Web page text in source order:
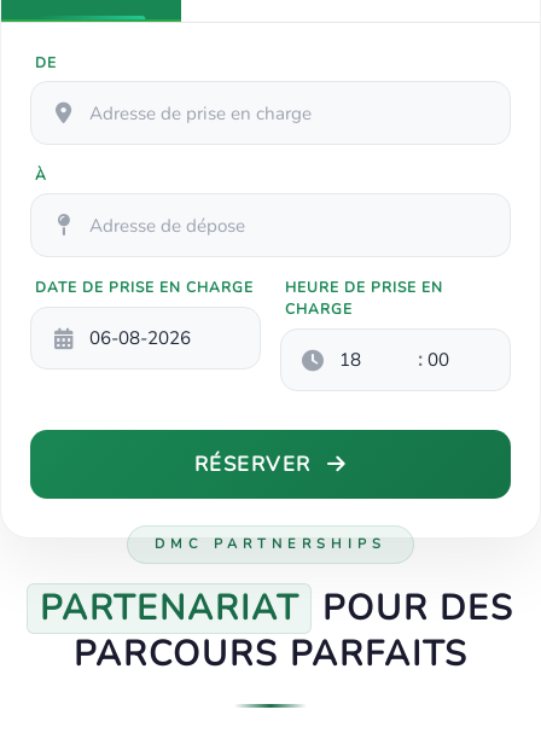
DE
À
DATE DE PRISE EN CHARGE
HEURE DE PRISE EN
CHARGE
:
RÉSERVER
DMC PARTNERSHIPS
PARTENARIAT POUR DES
PARCOURS PARFAITS